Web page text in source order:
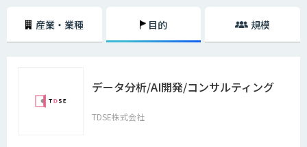
産業・業種 目的 規模
データ分析/AI開発/コンサルティング
TDSE株式会社